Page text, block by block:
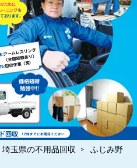
価格随時
勉強中!!
のために
ーニングを
おります。
:アームレスリング
（全国経験あり）
:回収作業（笑）
回収 12時までにお電話ください
埼玉県の不用品回収
ふじみ野